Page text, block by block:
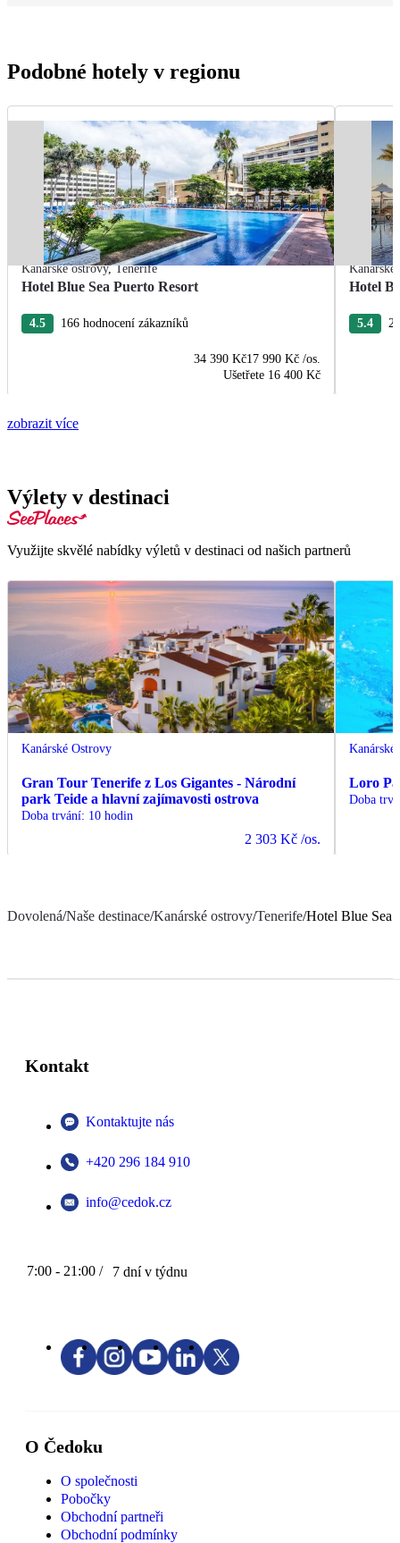
Podobné hotely v regionu
Kanárské ostrovy,Tenerife
Hotel Blue Sea Puerto Resort
4.5 166 hodnocení zákazníků
34 390 Kč17 990 Kč /os.
Ušetřete 16 400 Kč
Kanárské
Hotel
5.4
zobrazit více
Výlety v destinaci
Využijte skvělé nabídky výletů v destinaci od našich partnerů
Kanárské Ostrovy
Gran Tour Tenerife z Los Gigantes - Národní
park Teide a hlavní zajímavosti ostrova
Doba trvání: 10 hodin
2 303 Kč /os.
Loro
Doba
Dovolená/Naše destinace/Kanárské ostrovy/Tenerife/Hotel Blue Sea
Kontakt
Kontaktujte nás
+420 296 184 910
info@cedok.cz
7:00 - 21:00 / 7 dní v týdnu
O Čedoku
O společnosti
Pobočky
Obchodní partneři
Obchodní podmínky